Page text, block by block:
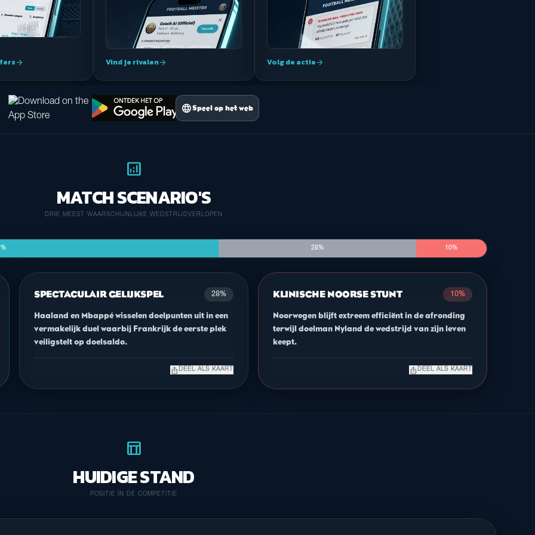
arrow_forward Vind je rivalenarrow_forward Volg de actiearrow_forward
languageSpeel op het web
analytics
MATCH SCENARIO'S
DRIE MEEST WAARSCHIJNLIJKE WEDSTRIJDVERLOPEN
28% 10%
SPECTACULAIR GELIJKSPEL 28%
Haaland en Mbappé wisselen doelpunten uit in een
vermakelijk duel waarbij Frankrijk de eerste plek
veiligstelt op doelsaldo.
ios_share DEEL ALS KAART
KLINISCHE NOORSE STUNT 10%
Noorwegen blijft extreem efficiënt in de afronding
terwijl doelman Nyland de wedstrijd van zijn leven
keept.
ios_share DEEL ALS KAART
table_chart
HUIDIGE STAND
POSITIE IN DE COMPETITIE